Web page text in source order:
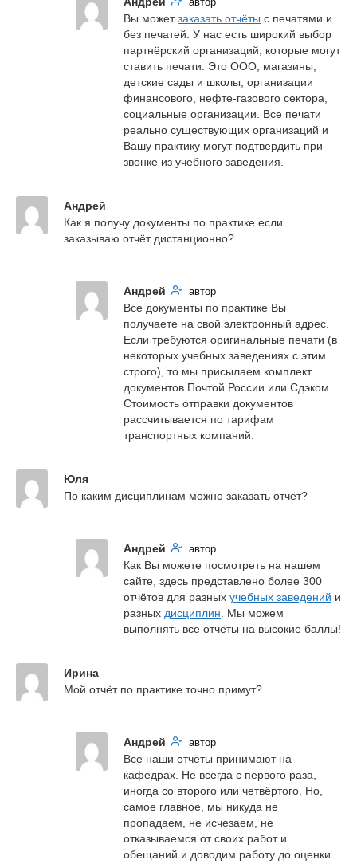
Вы может заказать отчёты с печатями и
без печатей. У нас есть широкий выбор
партнёрский организаций, которые могут
ставить печати. Это ООО, магазины,
детские сады и школы, организации
финансового, нефте-газового сектора,
социальные организации. Все печати
реально существующих организаций и
Вашу практику могут подтвердить при
звонке из учебного заведения.
Андрей
Как я получу документы по практике если
заказываю отчёт дистанционно?
Андрей автор
Все документы по практике Вы
получаете на свой электронный адрес.
Если требуются оригинальные печати (в
некоторых учебных заведениях с этим
строго), то мы присылаем комплект
документов Почтой России или Сдэком.
Стоимость отправки документов
рассчитывается по тарифам
транспортных компаний.
Юля
По каким дисциплинам можно заказать отчёт?
Андрей автор
Как Вы можете посмотреть на нашем
сайте, здесь представлено более 300
отчётов для разных учебных заведений и
разных дисциплин. Мы можем
выполнять все отчёты на высокие баллы!
Ирина
Мой отчёт по практике точно примут?
Андрей автор
Все наши отчёты принимают на
кафедрах. Не всегда с первого раза,
иногда со второго или четвёртого. Но,
самое главное, мы никуда не
пропадаем, не исчезаем, не
отказываемся от своих работ и
обещаний и доводим работу до оценки.